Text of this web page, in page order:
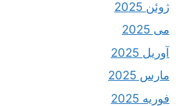
ژوئن 2025
می 2025
آوریل 2025
مارس 2025
فوریه 2025